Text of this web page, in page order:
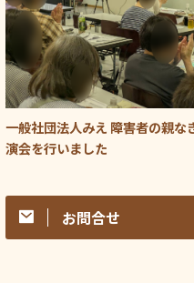
一般社団法人みえ 障害者の親な
演会を行いました
お問合せ